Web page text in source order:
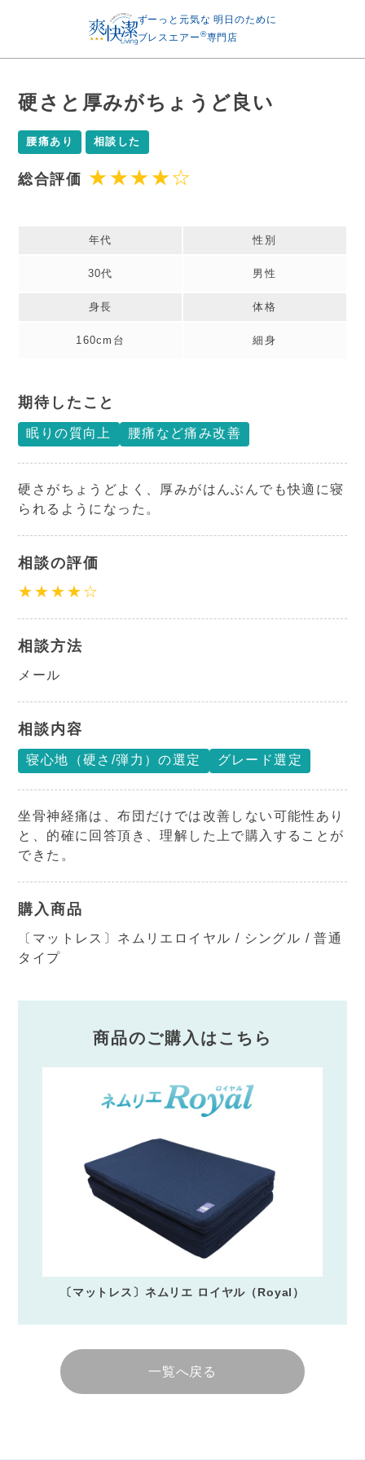
ずーっと元気な 明日のために
ブレスエアー®専門店
硬さと厚みがちょうど良い
★★★★☆
腰痛あり 相談した
年代
30代
性別
男性
身長
160cm台
体格
細身
期待したこと
眠りの質向上 腰痛など痛み改善
硬さがちょうどよく、厚みがはんぶんでも快適に寝
られるようになった。
相談の評価
★★★★☆
相談方法
メール
相談内容
寝心地（硬さ/弾力）の選定 グレード選定
坐骨神経痛は、布団だけでは改善しない可能性あり
と、的確に回答頂き、理解した上で購入することが
できた。
購入商品
〔マットレス〕ネムリエロイヤル / シングル / 普通
タイプ
商品のご購入はこちら
〔マットレス〕ネムリエ ロイヤル（Royal）
一覧へ戻る